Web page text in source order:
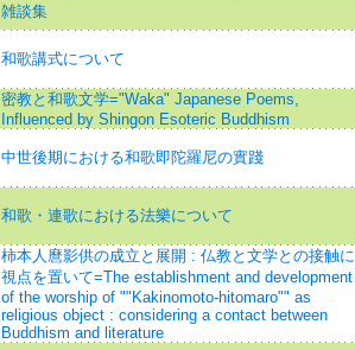
雑談集
和歌講式について
密教と和歌文学="Waka" Japanese Poems,
Influenced by Shingon Esoteric Buddhism
中世後期における和歌即陀羅尼の實踐
和歌・連歌における法樂について
柿本人麿影供の成立と展開 : 仏教と文学との接触に
視点を置いて=The establishment and development
of the worship of ""Kakinomoto-hitomaro"" as
religious object : considering a contact between
Buddhism and literature